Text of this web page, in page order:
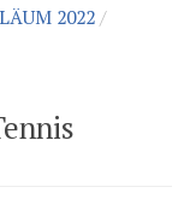
2022/